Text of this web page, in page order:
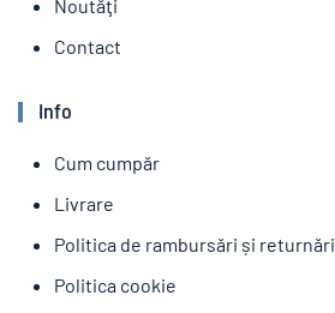
Noutăţi
Contact
Info
Cum cumpăr
Livrare
Politica de rambursări și returnări
Politica cookie